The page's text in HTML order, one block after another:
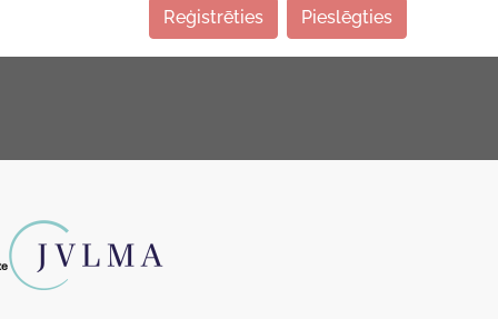
Reģistrēties Pieslēgties